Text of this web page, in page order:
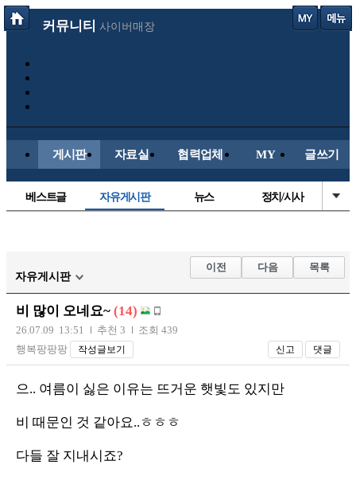
커뮤니티 사이버매장
게시판 자료실 협력업체 MY 글쓰기
베스트글 자유게시판 뉴스 정치/시사
해외축구
국내축구
자유게시판
이전 다음 목록
비 많이 오네요~ (14)
26.07.09 13:51 추천 3
조회 439
행복팡팡팡
작성글보기 신고 댓글
으.. 여름이 싫은 이유는 뜨거운 햇빛도 있지만
비 때문인 것 같아요..ㅎㅎㅎ
다들 잘 지내시죠?